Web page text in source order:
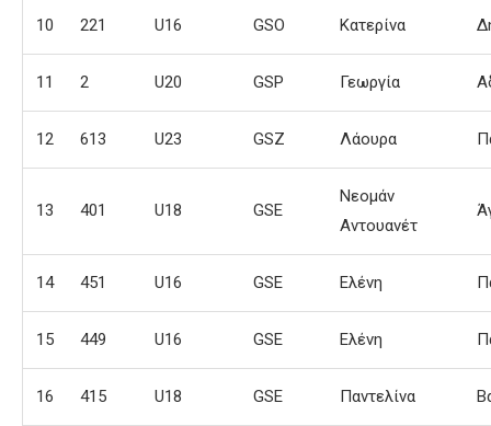
10 221 U16 GSO Κατερίνα
11 2 U20 GSP Γεωργία
12 613 U23 GSZ Λάουρα
13 401 U18 GSE
Νεομάν
Αντουανέτ
14 451 U16 GSE Ελένη
15 449 U16 GSE Ελένη
16 415 U18 GSE Παντελίνα